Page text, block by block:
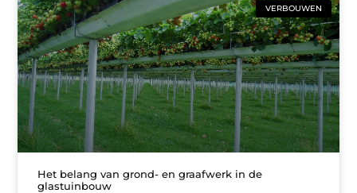
VERBOUWEN
Het belang van grond- en graafwerk in de
glastuinbouw